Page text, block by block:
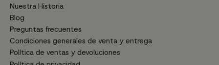
Nuestra Historia
Blog
Preguntas frecuentes
Condiciones generales de venta y entrega
Política de ventas y devoluciones